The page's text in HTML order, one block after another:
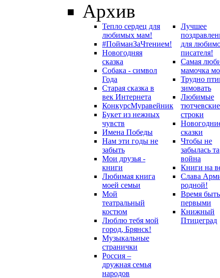
Архив
Тепло сердец для
любимых мам!
#ПойманЗаЧтением!
Новогодняя
сказка
Собака - символ
Года
Старая сказка в
век Интернета
КонкурсМуравейник
Букет из нежных
чувств
Имена Победы
Нам эти годы не
забыть
Мои друзья -
книги
Любимая книга
моей семьи
Мой
театральный
костюм
Люблю тебя мой
город, Брянск!
Музыкальные
странички
Россия –
дружная семья
народов
Лучшее
для
писателя!
Самая
мамочка
Трудно
зимовать
Любимые
тютчевские
строки
сказки
Чтобы не
забылась та
война
Книги на
Слава
родной!
Время быть
первыми
Книжный
Птицеград